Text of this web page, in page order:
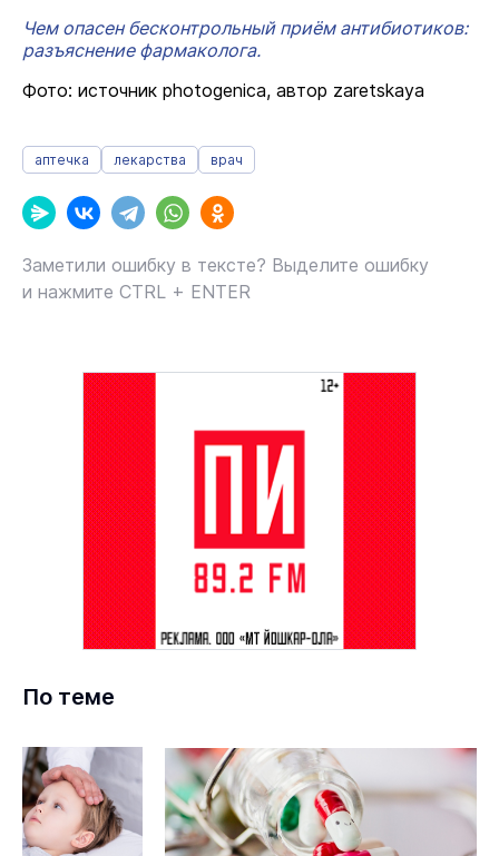
Чем опасен бесконтрольный приём антибиотиков:
разъяснение фармаколога.
Фото: источник photogenica, автор zaretskaya
аптечка лекарства врач
Заметили ошибку в тексте? Выделите ошибку
и нажмите CTRL + ENTER
По теме